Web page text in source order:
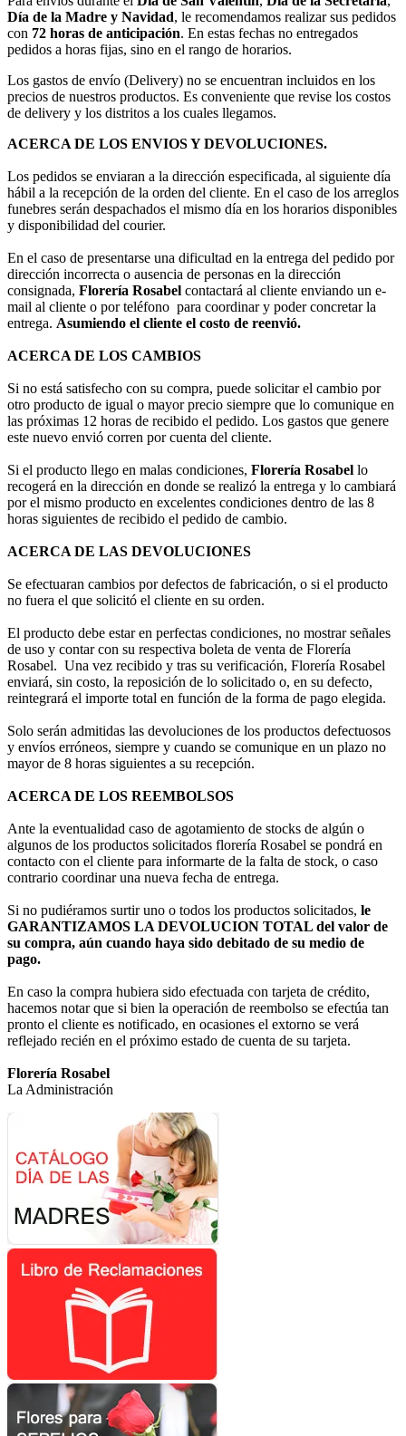
Día de la Madre y Navidad, le recomendamos realizar sus pedidos
con 72 horas de anticipación. En estas fechas no entregados
pedidos a horas fijas, sino en el rango de horarios.
Los gastos de envío (Delivery) no se encuentran incluidos en los
precios de nuestros productos. Es conveniente que revise los costos
de delivery y los distritos a los cuales llegamos.
ACERCA DE LOS ENVIOS Y DEVOLUCIONES.
Los pedidos se enviaran a la dirección especificada, al siguiente día
hábil a la recepción de la orden del cliente. En el caso de los arreglos
funebres serán despachados el mismo día en los horarios disponibles
y disponibilidad del courier.
En el caso de presentarse una dificultad en la entrega del pedido por
dirección incorrecta o ausencia de personas en la dirección
consignada, Florería Rosabel contactará al cliente enviando un e-
mail al cliente o por teléfono para coordinar y poder concretar la
entrega. Asumiendo el cliente el costo de reenvió.
ACERCA DE LOS CAMBIOS
Si no está satisfecho con su compra, puede solicitar el cambio por
otro producto de igual o mayor precio siempre que lo comunique en
las próximas 12 horas de recibido el pedido. Los gastos que genere
este nuevo envió corren por cuenta del cliente.
Si el producto llego en malas condiciones, Florería Rosabel lo
recogerá en la dirección en donde se realizó la entrega y lo cambiará
por el mismo producto en excelentes condiciones dentro de las 8
horas siguientes de recibido el pedido de cambio.
ACERCA DE LAS DEVOLUCIONES
Se efectuaran cambios por defectos de fabricación, o si el producto
no fuera el que solicitó el cliente en su orden.
El producto debe estar en perfectas condiciones, no mostrar señales
de uso y contar con su respectiva boleta de venta de Florería
Rosabel. Una vez recibido y tras su verificación, Florería Rosabel
enviará, sin costo, la reposición de lo solicitado o, en su defecto,
reintegrará el importe total en función de la forma de pago elegida.
Solo serán admitidas las devoluciones de los productos defectuosos
y envíos erróneos, siempre y cuando se comunique en un plazo no
mayor de 8 horas siguientes a su recepción.
ACERCA DE LOS REEMBOLSOS
Ante la eventualidad caso de agotamiento de stocks de algún o
algunos de los productos solicitados florería Rosabel se pondrá en
contacto con el cliente para informarte de la falta de stock, o caso
contrario coordinar una nueva fecha de entrega.
Si no pudiéramos surtir uno o todos los productos solicitados, le
GARANTIZAMOS LA DEVOLUCION TOTAL del valor de
su compra, aún cuando haya sido debitado de su medio de
pago.
En caso la compra hubiera sido efectuada con tarjeta de crédito,
hacemos notar que si bien la operación de reembolso se efectúa tan
pronto el cliente es notificado, en ocasiones el extorno se verá
reflejado recién en el próximo estado de cuenta de su tarjeta.
Florería Rosabel
La Administración